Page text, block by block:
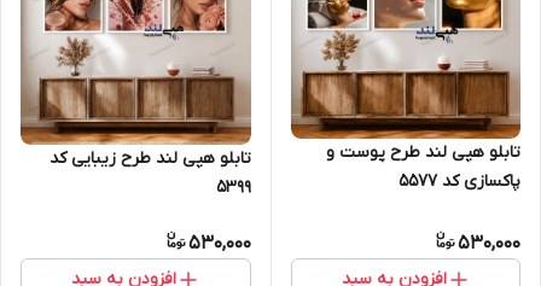
تابلو هپی لند طرح پوست و
پاکسازی کد 5577
530,000
افزودن به سبد
تابلو هپی لند طرح زیبایی کد
5399
530,000
افزودن به سبد